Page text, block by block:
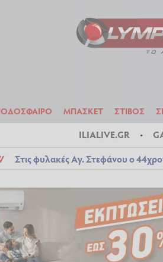
ΜΠΑΣΚΕΤ ΣΤΙΒΟΣ
ILIALIVE.GR
Στις φυλακές Αγ. Στεφάνου ο
ΠΟΔΟΣΦΑΙΡΟ ΜΠΑΣΚΕΤ